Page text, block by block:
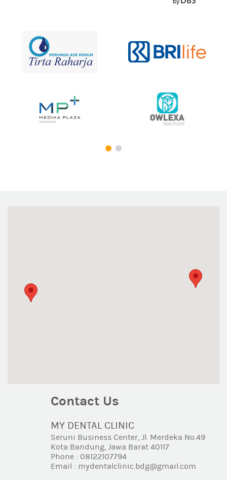
Contact Us
MY DENTAL CLINIC
Seruni Business Center, Jl. Merdeka No.49
Kota Bandung, Jawa Barat 40117
Phone : 08122107794
Email : mydentalclinic.bdg@gmail.com